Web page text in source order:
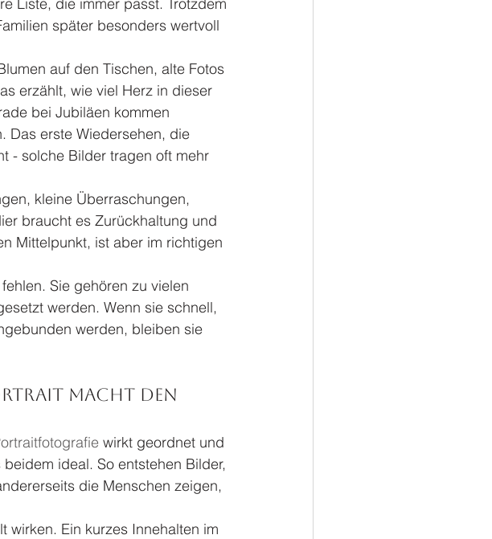
später besonders wertvoll
auf den Tischen, alte Fotos
erzählt, wie viel Herz in dieser
bei Jubiläen kommen
Das erste Wiedersehen, die
- solche Bilder tragen oft mehr
kleine Überraschungen,
braucht es Zurückhaltung und
Mittelpunkt, ist aber im richtigen
Sie gehören zu vielen
werden. Wenn sie schnell,
werden, bleiben sie
macht den
wirkt geordnet und
ideal. So entstehen Bilder,
die Menschen zeigen,
wirken. Ein kurzes Innehalten im